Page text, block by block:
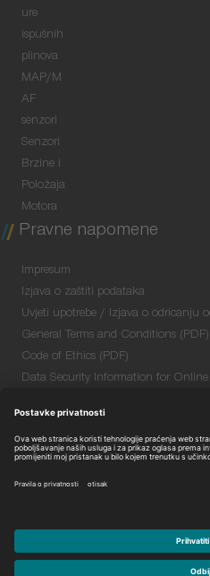
ure
ispušnih
plinova
MAP/M
AF
senzori
Senzori
Brzine i
Položaja
Motora
Pravne napomene
Impresum
Izjava o zaštiti podataka
Uvjeti upotrebe / Izjava o odricanju
General Terms and Conditions (PDF)
Code of Ethics (PDF)
Data Security Information for Online
Purchase GTC (PDF)